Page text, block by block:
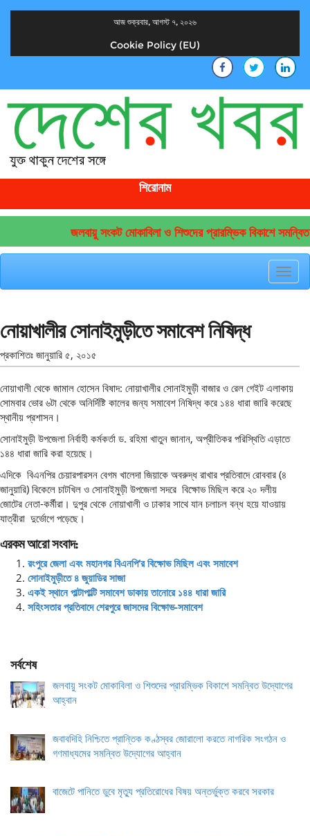
আজ শুক্রবার, আগস্ট ৭, ২০২৬
Cookie Policy (EU)
শিরোনাম
জলবায়ু সংকট মোকাবিলা ও শিশুদের প্রারম্ভিক বিকাশে
নোয়াখালীর সোনাইমুড়ীতে সমাবেশ নিষিদ্ধ
প্রকাশিতঃ জানুয়ারি ৫, ২০১৫
নোয়াখালী থেকে জামাল হোসেন বিষাদ: নোয়াখালীর সোনাইমুড়ী বাজার ও রেল গেইট এলাকায়
সোমবার ভোর ৬টা থেকে অনির্দিষ্টি কালের জন্য সমাবেশ নিষিদ্ধ করে ১৪৪ ধারা জারি করেছে
স্থানীয় প্রশাসন।
সোনাইমুড়ী উপজেলা নির্বাহী কর্মকর্তা ড. রহিমা খাতুন জানান, অপ্রীতিকর পরিস্থিতি এড়াতে
১৪৪ ধারা জারি করা হয়েছে।
এদিকে বিএনপির চেয়ারপারসন বেগম খালেদা জিয়াকে অবরুদ্ধ রাখার প্রতিবাদে রোববার (৪
জানুয়ারি) বিকেলে চাটখিল ও সোনাইমুড়ী উপজেলা সদরে বিক্ষোভ মিছিল করে ২০ দলীয়
জোটের নেতা-কর্মীরা। দুপুর থেকে নোয়াখালী ও ঢাকার সাথে যান চলাচল বন্ধ হয়ে যাওয়ায়
যাত্রীরা দুর্ভোগে পড়েছে।
এরকম আরো সংবাদ:
রংপুরে জেলা এবং মহানগর বিএনপি‘র বিক্ষোভ মিছিল এবং সমাবেশ
সোনাইমুড়ীতে ৪ জুয়াডির সাজা
একই স্থানে পাল্টাপাল্টি সমাবেশ ডাকায় তানোরে ১৪৪ ধারা জারি
সহিংসতার প্রতিবাদে শেরপুরে জাসদের বিক্ষোভ-সমাবেশ
সর্বশেষ
জলবায়ু সংকট মোকাবিলা ও শিশুদের প্রারম্ভিক বিকাশে সমন্বিত উদ্যোগের
আহ্বান
জবাবদিহি নিশ্চিতে প্রান্তিক কণ্ঠস্বর জোরালো করতে নাগরিক সংগঠন ও
গণমাধ্যমের সমন্বিত উদ্যোগের আহ্বান
বাজেটে পানিতে ডুবে মৃত্যু প্রতিরোধের বিষয় অন্তর্ভুক্ত করবে সরকার